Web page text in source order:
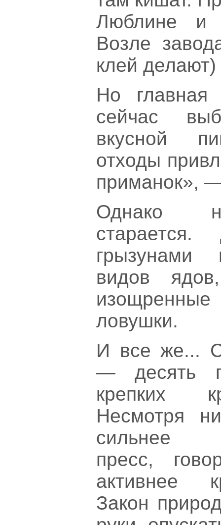
Люблине и
Возле
клей
Но главная
сейчас
вкусной
отходы
приманок», —
Однако
грызунами
видов
ловушки.
И все же...
— десять
крепких
Несмотря
сильнее
пресс,
активнее
Закон